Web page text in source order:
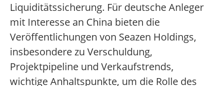
Liquiditätssicherung. Für deutsche Anleger
mit Interesse an China bieten die
Veröffentlichungen von Seazen Holdings,
insbesondere zu Verschuldung,
Projektpipeline und Verkaufstrends,
wichtige Anhaltspunkte, um die Rolle des